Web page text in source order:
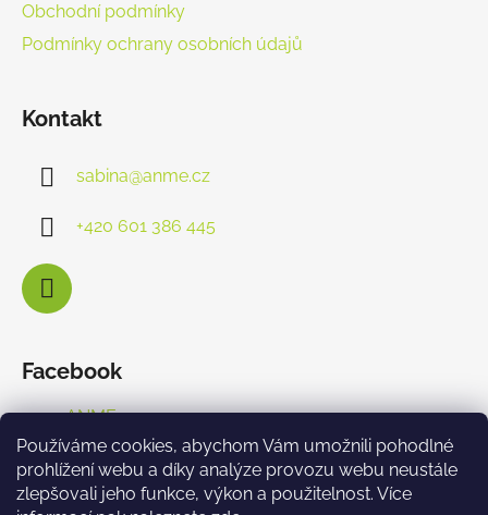
Používáme cookies, abychom Vám umožnili pohodlné
prohlížení webu a díky analýze provozu webu neustále
zlepšovali jeho funkce, výkon a použitelnost. Více
Obchodní podmínky
Podmínky ochrany osobních údajů
Kontakt
sabina@anme.cz
+420 601 386 445
Facebook
ANME s.r.o.